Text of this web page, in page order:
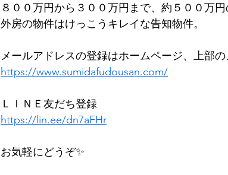
８００万円から３００万円まで、約５００万円
外房の物件はけっこうキレイな告知物件。
メールアドレスの登録はホームページ、上部
https://www.sumidafudousan.com/
ＬＩＮＥ友だち登録
https://lin.ee/dn7aFHr
お気軽にどうぞ✨